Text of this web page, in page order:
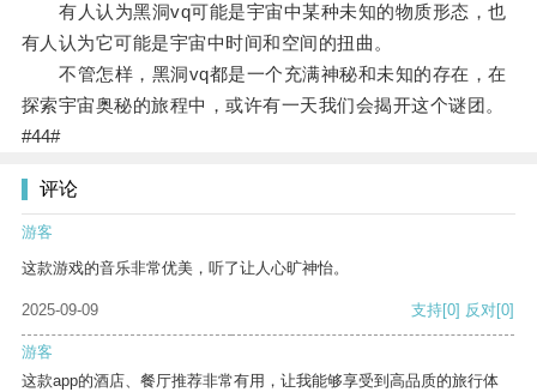
有人认为黑洞vq可能是宇宙中某种未知的物质形态，也
有人认为它可能是宇宙中时间和空间的扭曲。
不管怎样，黑洞vq都是一个充满神秘和未知的存在，在
探索宇宙奥秘的旅程中，或许有一天我们会揭开这个谜团。
#44#
评论
游客
这款游戏的音乐非常优美，听了让人心旷神怡。
2025-09-09 支持[0] 反对[0]
游客
这款app的酒店、餐厅推荐非常有用，让我能够享受到高品质的旅行体